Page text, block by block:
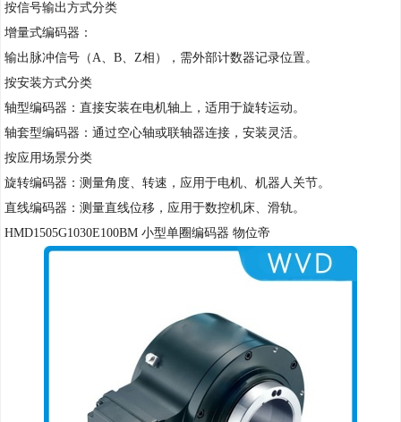
按信号输出方式分类
增量式编码器：
输出脉冲信号（A、B、Z相），需外部计数器记录位置。
按安装方式分类
轴型编码器：直接安装在电机轴上，适用于旋转运动。
轴套型编码器：通过空心轴或联轴器连接，安装灵活。
按应用场景分类
旋转编码器：测量角度、转速，应用于电机、机器人关节。
直线编码器：测量直线位移，应用于数控机床、滑轨。
HMD1505G1030E100BM 小型单圈编码器 物位帝